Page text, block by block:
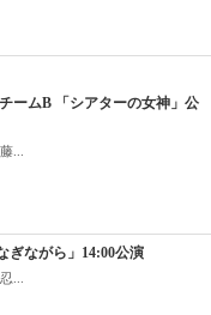
ームB 「シアターの女神」公
...
ぎながら」14:00公演
...